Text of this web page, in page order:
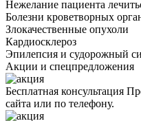
Нежелание пациента
Болезни кроветворных
Злокачественные опухоли
Кардиосклероз
Эпилепсия и судорожный
Акции и спецпредложения
Бесплатная консультация
сайта или по телефону.